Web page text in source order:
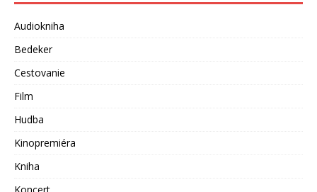
Audiokniha
Bedeker
Cestovanie
Film
Hudba
Kinopremiéra
Kniha
Koncert